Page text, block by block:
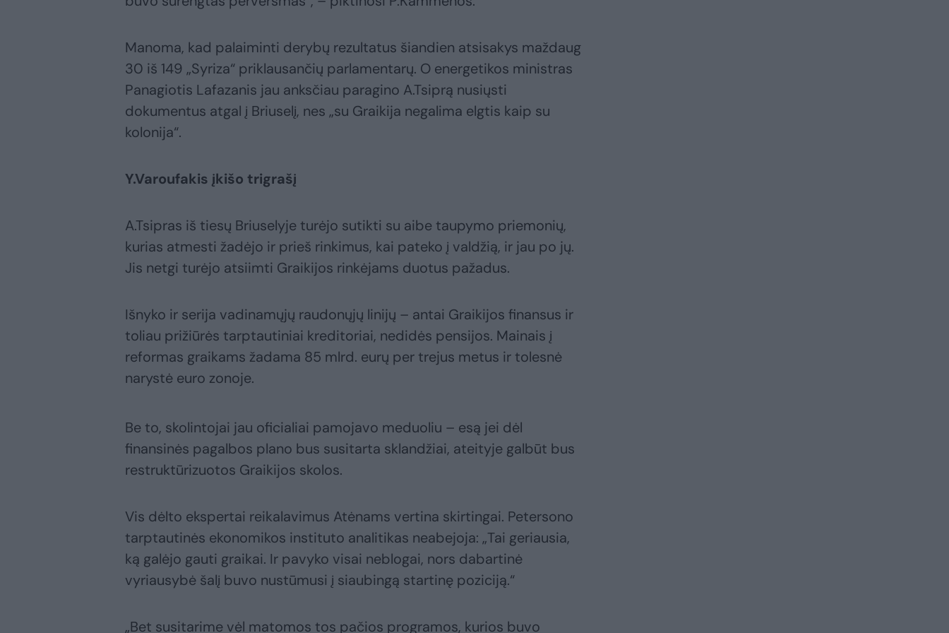
Manoma, kad palaiminti derybų rezultatus šiandien atsisakys maždaug
30 iš 149 „Syriza“ priklausančių parlamentarų. O energetikos ministras
Panagiotis Lafazanis jau anksčiau paragino A.Tsiprą nusiųsti
dokumentus atgal į Briuselį, nes „su Graikija negalima elgtis kaip su
kolonija“.
Y.Varoufakis įkišo trigrašį
A.Tsipras iš tiesų Briuselyje turėjo sutikti su aibe taupymo priemonių,
kurias atmesti žadėjo ir prieš rinkimus, kai pateko į valdžią, ir jau po jų.
Jis netgi turėjo atsiimti Graikijos rinkėjams duotus pažadus.
Išnyko ir serija vadinamųjų raudonųjų linijų – antai Graikijos finansus ir
toliau prižiūrės tarptautiniai kreditoriai, nedidės pensijos. Mainais į
reformas graikams žadama 85 mlrd. eurų per trejus metus ir tolesnė
narystė euro zonoje.
Be to, skolintojai jau oficialiai pamojavo meduoliu – esą jei dėl
finansinės pagalbos plano bus susitarta sklandžiai, ateityje galbūt bus
restruktūrizuotos Graikijos skolos.
Vis dėlto ekspertai reikalavimus Atėnams vertina skirtingai. Petersono
tarptautinės ekonomikos instituto analitikas neabejoja: „Tai geriausia,
ką galėjo gauti graikai. Ir pavyko visai neblogai, nors dabartinė
vyriausybė šalį buvo nustūmusi į siaubingą startinę poziciją.“
„Bet susitarime vėl matomos tos pačios programos, kurios buvo